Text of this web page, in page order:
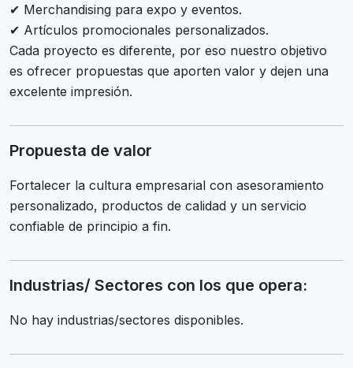
✔ Merchandising para expo y eventos.
✔ Artículos promocionales personalizados.
Cada proyecto es diferente, por eso nuestro objetivo
es ofrecer propuestas que aporten valor y dejen una
excelente impresión.
Propuesta de valor
Fortalecer la cultura empresarial con asesoramiento
personalizado, productos de calidad y un servicio
confiable de principio a fin.
Industrias/ Sectores con los que opera:
No hay industrias/sectores disponibles.